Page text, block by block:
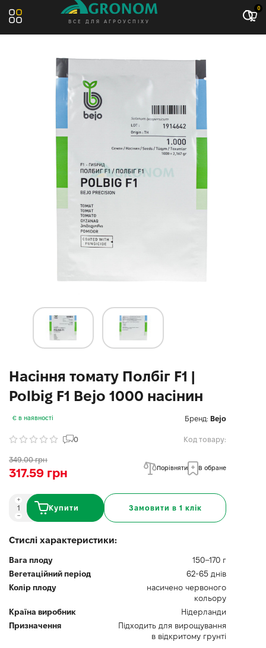
ВСЕ ДЛЯ АГРОУСПІХУ
0
Насіння томату Полбіг F1 |
Polbig F1 Bejo 1000 насінин
Є в наявності Бренд: Bejo
0 Код товару:
349.00 грн
317.59 грн Порівняти В обране
Купити Замовити в 1 клік
Стислі характеристики:
Вага плоду
150–170 г
Вегетаційний період
62-65 днів
Колір плоду
насичено червоного
кольору
Країна виробник
Нідерланди
Призначення
Підходить для вирощування
в відкритому грунті